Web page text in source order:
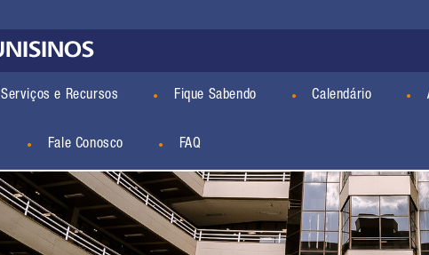
Serviços e Recursos Fique Sabendo Calendário
Fale Conosco FAQ